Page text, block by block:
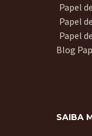
Papel
Papel
Papel
Blog
SAIBA